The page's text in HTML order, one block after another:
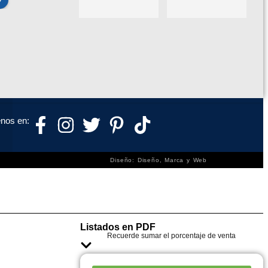
en:
Diseño: Diseño, Marca y Web
Listados en PDF
Recuerde sumar el porcentaje de venta